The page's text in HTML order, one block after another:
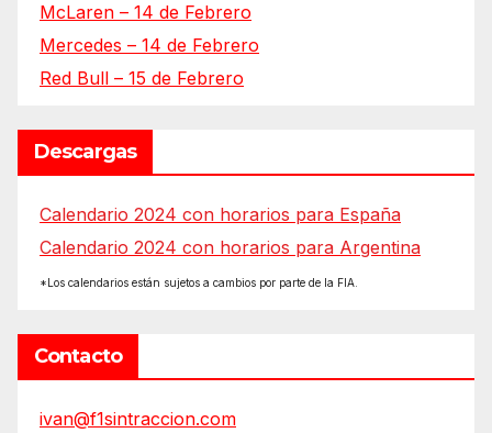
McLaren – 14 de Febrero
Mercedes – 14 de Febrero
Red Bull – 15 de Febrero
Descargas
Calendario 2024 con horarios para España
Calendario 2024 con horarios para Argentina
*Los calendarios están sujetos a cambios por parte de la FIA.
Contacto
ivan@f1sintraccion.com